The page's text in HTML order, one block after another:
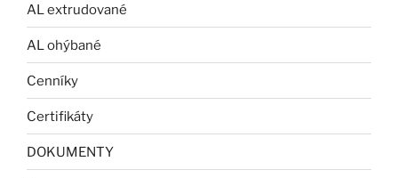
AL extrudované
AL ohýbané
Cenníky
Certifikáty
DOKUMENTY